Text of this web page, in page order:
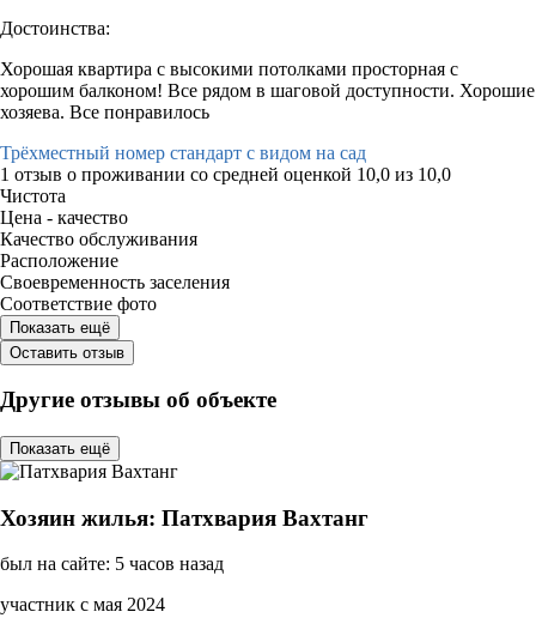
Достоинства:
Хорошая квартира с высокими потолками просторная с
хорошим балконом! Все рядом в шаговой доступности. Хорошие
хозяева. Все понравилось
Трёхместный номер стандарт с видом на сад
1 отзыв о проживании со средней оценкой 10,0 из 10,0
Чистота
Цена - качество
Качество обслуживания
Расположение
Своевременность заселения
Соответствие фото
Показать ещё
Оставить отзыв
Другие отзывы об объекте
Показать ещё
Хозяин жилья: Патхвария Вахтанг
был на сайте: 5 часов назад
участник с мая 2024